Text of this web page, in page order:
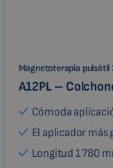
Magnetoterapia pulsátil
A12PL –
Cómoda
El aplicador más
Longitud 1 780